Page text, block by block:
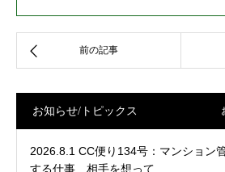
お知らせ/トピックス
2026.8.1 CC便り134号：マンション
する仕事 相手を想って...